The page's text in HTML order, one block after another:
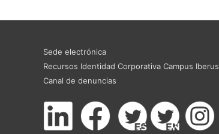
Sede electrónica
Recursos Identidad Corporativa Campus Iberus
Canal de denuncias